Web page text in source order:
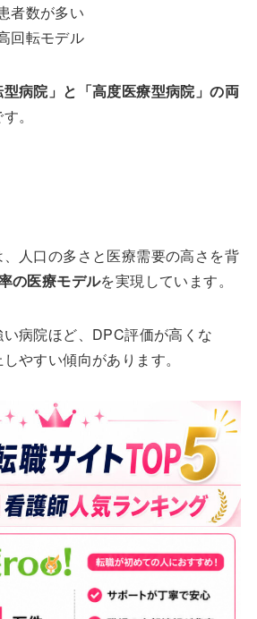
者数が多い
回転モデル
型病院」と「高度医療型病院」の両
。
人口の多さと医療需要の高さを背
の医療モデルを実現しています。
病院ほど、DPC評価が高くな
やすい傾向があります。